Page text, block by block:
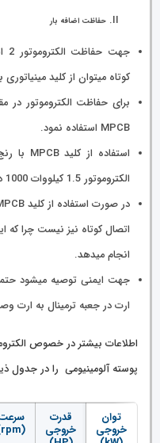
حفاظت اضافه بار
کوتاه میتوان از کلید مینیاتوری بارنج جریانی
برای حفاظت الکتروموتور در
MPCB استفاده نمود.
الکتروموتور 1.5 کیلووات 1000 دور موتوژن پیشنهاد میباشد.
اتصال کوتاه نیز نیست چرا که
انجام میدهد.
جهت ایمنی توصیه میشود حتما
ارت در جعبه ترمینال به ارت
پوسته آلومینیومی را در جدول
توان
خروجی
قدرت
خروجی (rpm)